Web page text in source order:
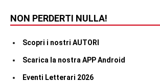
NON PERDERTI NULLA!
Scopri i nostri AUTORI
Scarica la nostra APP Android
Eventi Letterari 2026